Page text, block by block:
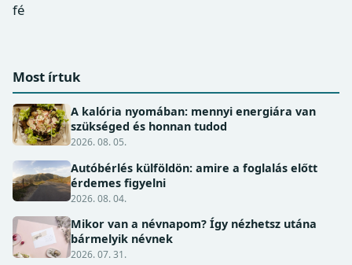
fé
Most írtuk
A kalória nyomában: mennyi energiára van
szükséged és honnan tudod
2026. 08. 05.
Autóbérlés külföldön: amire a foglalás előtt
érdemes figyelni
2026. 08. 04.
Mikor van a névnapom? Így nézhetsz utána
bármelyik névnek
2026. 07. 31.